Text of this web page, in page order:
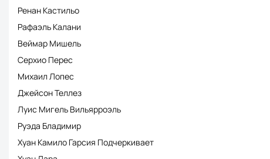
Ренан Кастильо
Рафаэль Калани
Веймар Мишель
Серхио Перес
Михаил Лопес
Джейсон Теллез
Луис Мигель Вильярроэль
Руэда Бладимир
Хуан Камило Гарсия Подчеркивает